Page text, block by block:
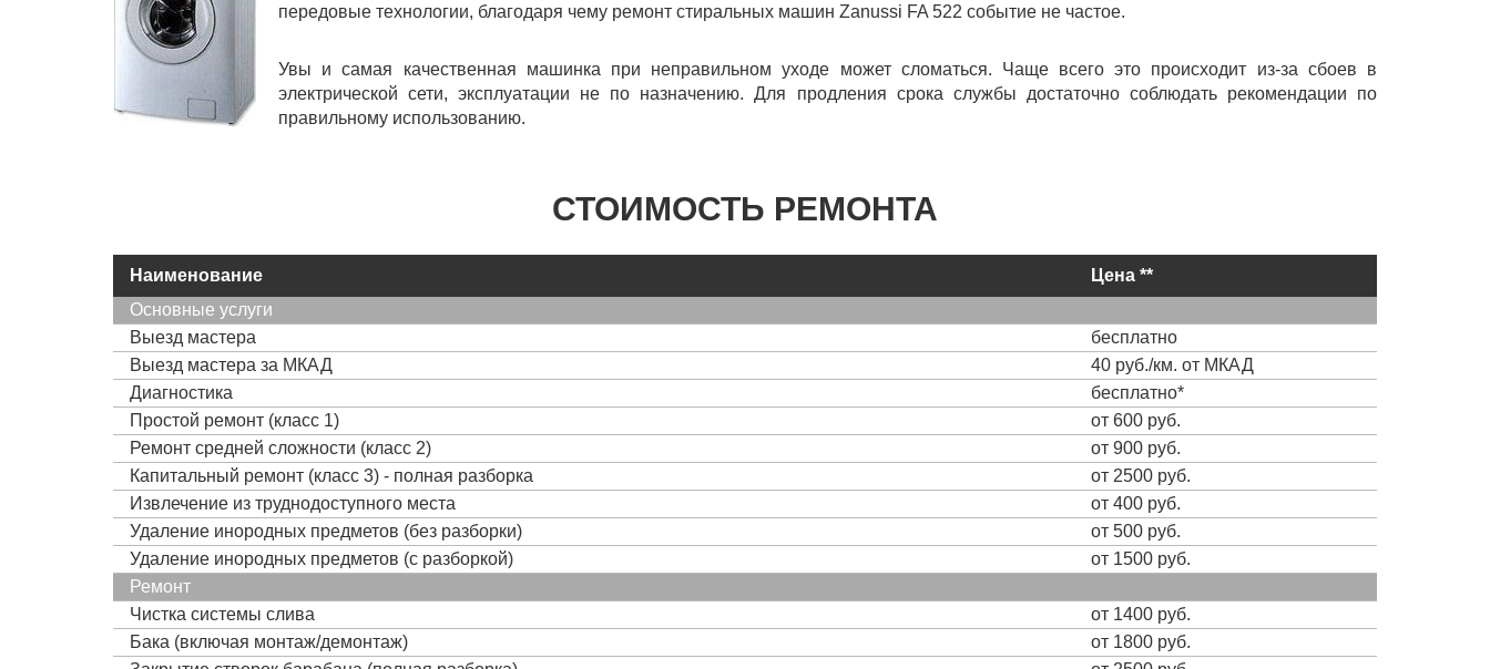
передовые технологии, благодаря чему ремонт стиральных машин Zanussi FA 522 событие не частое.
Увы и самая качественная машинка при неправильном уходе может сломаться. Чаще всего это происходит из-за сбоев в
электрической сети, эксплуатации не по назначению. Для продления срока службы достаточно соблюдать рекомендации по
правильному использованию.
СТОИМОСТЬ РЕМОНТА
Наименование
Цена **
Основные услуги
Выезд мастера
бесплатно
Выезд мастера за МКАД
40 руб./км. от МКАД
Диагностика
бесплатно*
Простой ремонт (класс 1)
от 600 руб.
Ремонт средней сложности (класс 2)
от 900 руб.
Капитальный ремонт (класс 3) - полная разборка
от 2500 руб.
Извлечение из труднодоступного места
от 400 руб.
Удаление инородных предметов (без разборки)
от 500 руб.
Удаление инородных предметов (с разборкой)
от 1500 руб.
Ремонт
Чистка системы слива
от 1400 руб.
Бака (включая монтаж/демонтаж)
от 1800 руб.